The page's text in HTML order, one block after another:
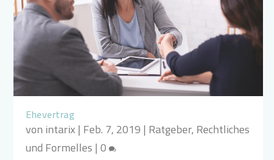
Ehevertrag
von intarix| Feb. 7, 2019 | Ratgeber, Rechtliches
und Formelles |0